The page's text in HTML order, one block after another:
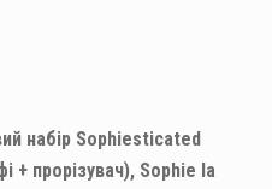
набір Sophiesticated
+ прорізувач), Sophie la